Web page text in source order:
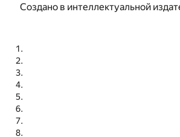
Создано в интеллектуальной